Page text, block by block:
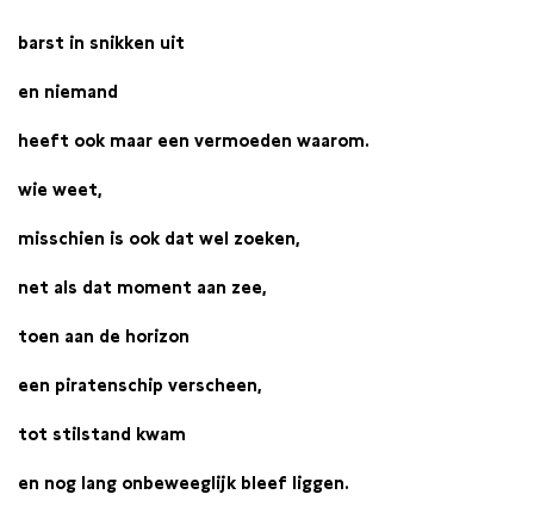
barst in snikken uit
en niemand
heeft ook maar een vermoeden waarom.
wie weet,
misschien is ook dat wel zoeken,
net als dat moment aan zee,
toen aan de horizon
een piratenschip verscheen,
tot stilstand kwam
en nog lang onbeweeglijk bleef liggen.